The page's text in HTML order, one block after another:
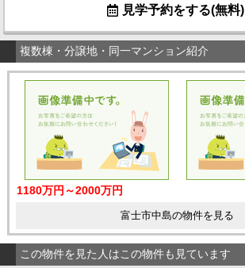
見学予約をする(無料)
複数棟・分譲地・同一マンション紹介
1180万円～2000万円
富士市中島の物件を見る
この物件を見た人はこの物件も見ています